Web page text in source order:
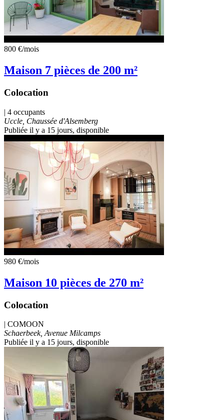
800 €/mois
Maison 7 pièces de 200 m²
Colocation
| 4 occupants
Uccle, Chaussée d'Alsemberg
Publiée il y a 15 jours, disponible
980 €/mois
Maison 10 pièces de 270 m²
Colocation
| COMOON
Schaerbeek, Avenue Milcamps
Publiée il y a 15 jours, disponible